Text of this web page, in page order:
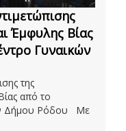
Έμφυλης Βίας
Γυναικών
της
από το
Δήμου Ρόδου Με